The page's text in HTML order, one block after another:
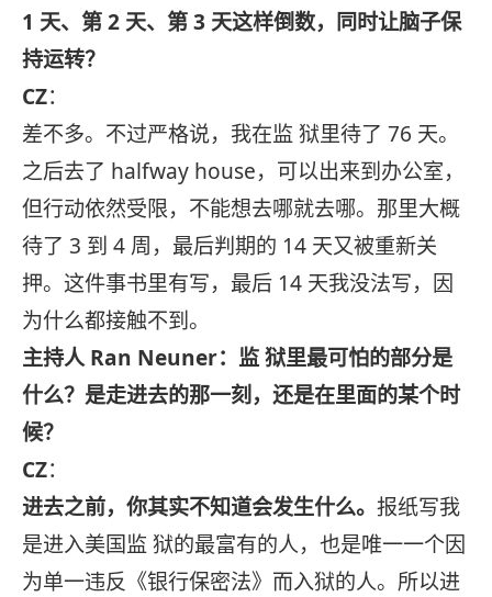
1 天、第 2 天、第 3 天这样倒数，同时让脑子保
持运转？
CZ：
差不多。不过严格说，我在监 狱里待了 76 天。
之后去了 halfway house，可以出来到办公室，
但行动依然受限，不能想去哪就去哪。那里大概
待了 3 到 4 周，最后判期的 14 天又被重新关
押。这件事书里有写，最后 14 天我没法写，因
为什么都接触不到。
主持人 Ran Neuner：监 狱里最可怕的部分是
什么？是走进去的那一刻，还是在里面的某个时
候？
CZ：
进去之前，你其实不知道会发生什么。 报纸写我
是进入美国监 狱的最富有的人，也是唯一一个因
为单一违反《银行保密法》而入狱的人。所以进